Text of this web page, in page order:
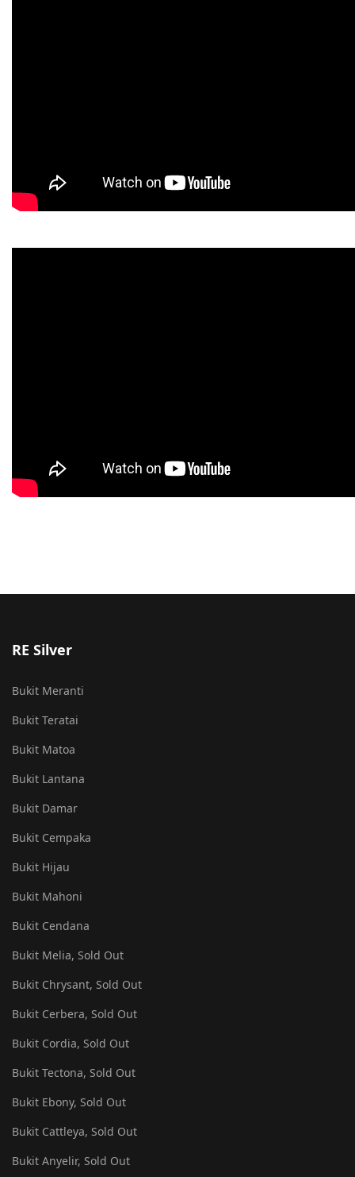
RE Silver
Bukit Meranti
Bukit Teratai
Bukit Matoa
Bukit Lantana
Bukit Damar
Bukit Cempaka
Bukit Hijau
Bukit Mahoni
Bukit Cendana
Bukit Melia, Sold Out
Bukit Chrysant, Sold Out
Bukit Cerbera, Sold Out
Bukit Cordia, Sold Out
Bukit Tectona, Sold Out
Bukit Ebony, Sold Out
Bukit Cattleya, Sold Out
Bukit Anyelir, Sold Out